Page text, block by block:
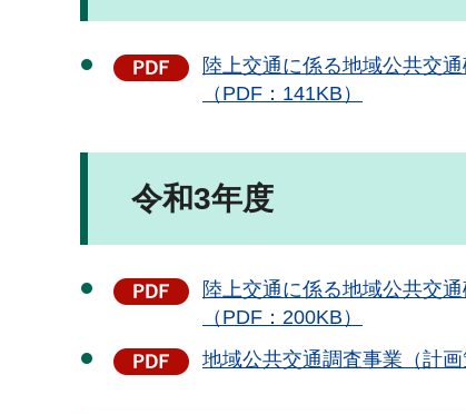
陸上交通に係る地域公共交
（PDF：141KB）
令和3年度
陸上交通に係る地域公共交
（PDF：200KB）
地域公共交通調査事業（計